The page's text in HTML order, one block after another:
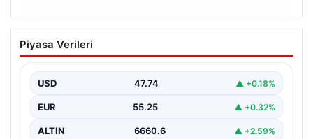
06.08.2026
Dumanlar ilçeyi kapladı: Bursa’da
tamirhanede yangın
Piyasa Verileri
USD 47.74 ▲ +0.18%
EUR 55.25 ▲ +0.32%
ALTIN 6660.6 ▲ +2.59%